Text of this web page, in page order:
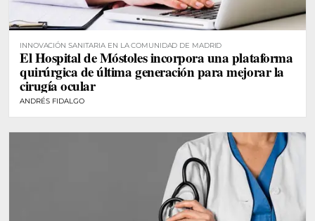
INNOVACIÓN SANITARIA EN LA COMUNIDAD DE MADRID
El Hospital de Móstoles incorpora una plataforma
quirúrgica de última generación para mejorar la
cirugía ocular
ANDRÉS FIDALGO